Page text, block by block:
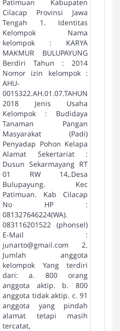
Patimuan Kabupaten
Cilacap Provinsi Jawa
Tengah 1. Identitas
Kelompok Nama
kelompok : KARYA
MAKMUR BULUPAYUNG
Berdiri Tahun : 2014
Nomor izin kelompok :
AHU-
0015322.AH.01.07.TAHUN
2018 Jenis Usaha
Kelompok : Budidaya
Tanaman Pangan
Masyarakat (Padi)
Penyadap Pohon Kelapa
Alamat Sekertariat :
Dusun Sekarmayang RT
01 RW 14,.Desa
Bulupayung. Kec
Patimuan. Kab Cilacap
No HP :
081327646224(WA).
083116201522 (phonsel)
E-Mail :
junarto@gmail.com 2.
Jumlah anggota
kelompok Yang terdiri
dari: a. 800 orang
anggota aktip. b. 800
anggota tidak aktip. c. 91
anggota yang pindah
alamat tetapi masih
tercatat,